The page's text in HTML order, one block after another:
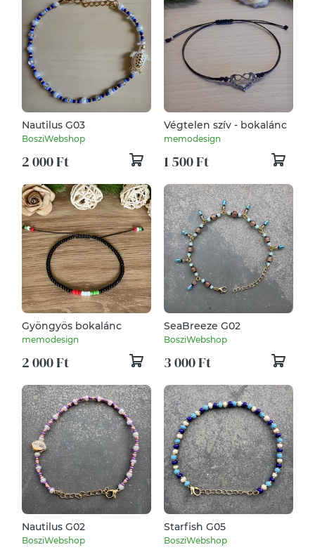
Nautilus G03
BosziWebshop
2 000 Ft
Végtelen szív - bokalánc
memodesign
1 500 Ft
Gyöngyös bokalánc
memodesign
2 000 Ft
SeaBreeze G02
BosziWebshop
3 000 Ft
Nautilus G02
BosziWebshop
Starfish G05
BosziWebshop